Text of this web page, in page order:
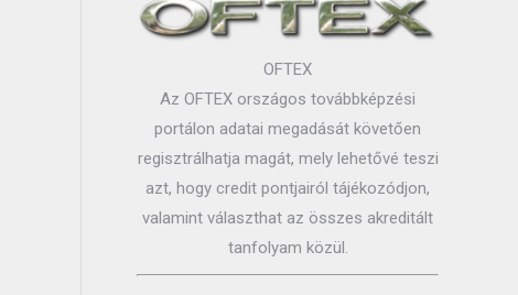
OFTEX
Az OFTEX országos továbbképzési
portálon adatai megadását követően
regisztrálhatja magát, mely lehetővé teszi
azt, hogy credit pontjairól tájékozódjon,
valamint választhat az összes akreditált
tanfolyam közül.